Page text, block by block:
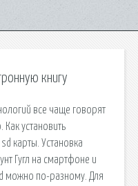
книгу
все чаще говорят
установить
карты. Установка
Гугл на смартфоне и
можно по-разному. Для